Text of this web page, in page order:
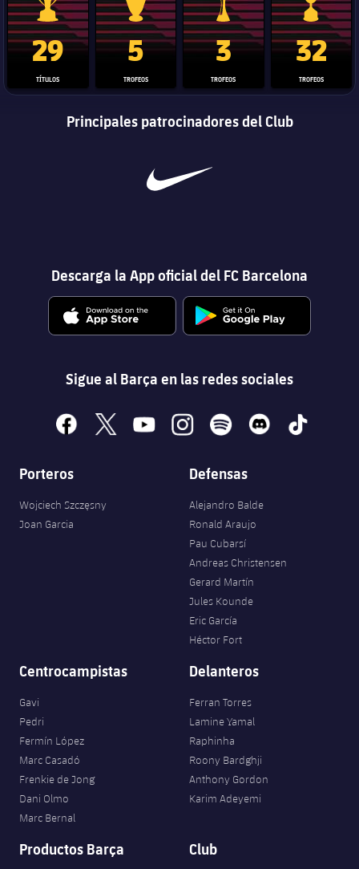
Trofeo de La Liga
29
TÍTULOS
Trofeo de la Liga de Campeones
5
TROFEOS
Trofeo del Mundial de
3
TROFEOS
Copa del
32
TROFEOS
Principales patrocinadores del Club
Descarga la App oficial del FC Barcelona
Sigue al Barça en las redes sociales
facebook
x youtubeinstagramspotify discord tiktok
Porteros
Wojciech Szczęsny
Joan Garcia
Defensas
Alejandro Balde
Ronald Araujo
Pau Cubarsí
Andreas Christensen
Gerard Martín
Jules Kounde
Eric García
Héctor Fort
Centrocampistas
Gavi
Pedri
Fermín López
Marc Casadó
Frenkie de Jong
Dani Olmo
Marc Bernal
Delanteros
Ferran Torres
Lamine Yamal
Raphinha
Roony Bardghji
Anthony Gordon
Karim Adeyemi
Productos Barça Club